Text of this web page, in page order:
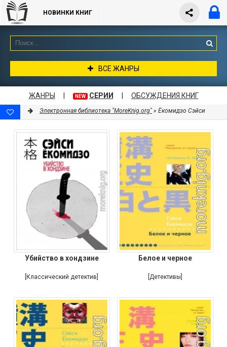
НОВИНКИ КНИГ
ВСЕ ЖАНРЫ
ЖАНРЫ NEW СЕРИИ ОБСУЖДЕНИЯ КНИГ
Электронная библиотека "MoreKnig.org" » Ёкомидзо Сэйси
Убийство в хондзине
[Классический детектив]
Белое и черное
[Детективы]